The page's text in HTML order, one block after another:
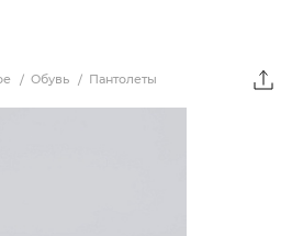
Обувь Пантолеты